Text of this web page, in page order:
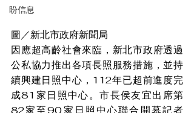
盼信息
圖／新北市政府新聞局
因應超高齡社會來臨，新北市政府透過
公私協力推出各項長照服務措施，並持
續興建日照中心，112年已超前進度完
成81家日照中心。市長侯友宜出席第